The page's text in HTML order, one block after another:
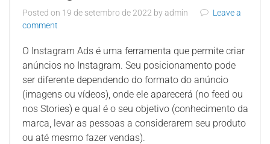
Posted on 19 de setembro de 2022 byadmin
Leave a
comment
O Instagram Ads é uma ferramenta que permite criar
anúncios no Instagram. Seu posicionamento pode
ser diferente dependendo do formato do anúncio
(imagens ou vídeos), onde ele aparecerá (no feed ou
nos Stories) e qual é o seu objetivo (conhecimento da
marca, levar as pessoas a considerarem seu produto
ou até mesmo fazer vendas).